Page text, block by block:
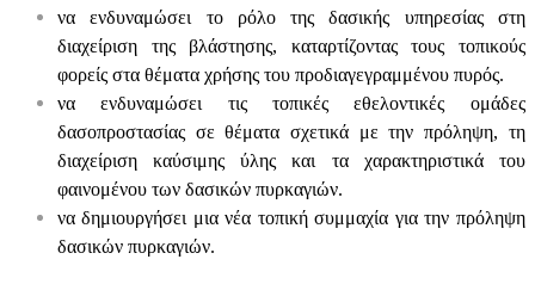
να ενδυναμώσει το ρόλο της δασικής υπηρεσίας στη
διαχείριση της βλάστησης, καταρτίζοντας τους τοπικούς
φορείς στα θέματα χρήσης του προδιαγεγραμμένου πυρός.
να ενδυναμώσει τις τοπικές εθελοντικές ομάδες
δασοπροστασίας σε θέματα σχετικά με την πρόληψη, τη
διαχείριση καύσιμης ύλης και τα χαρακτηριστικά του
φαινομένου των δασικών πυρκαγιών.
να δημιουργήσει μια νέα τοπική συμμαχία για την πρόληψη
δασικών πυρκαγιών.